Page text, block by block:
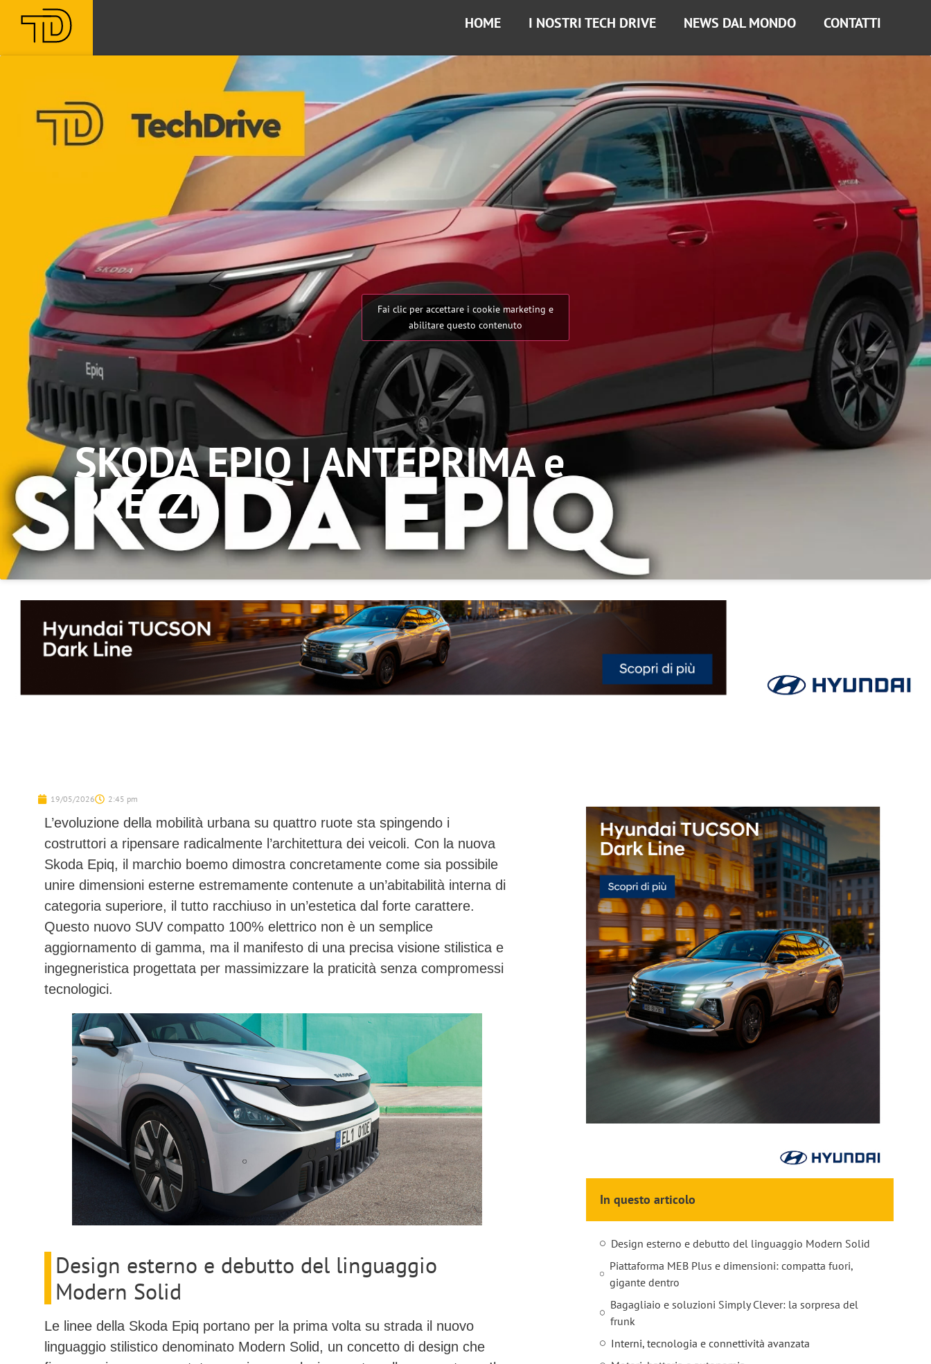
HOME I NOSTRI TECH DRIVE NEWS DAL MONDO CONTATTI
Fai clic per accettare i cookie marketing e
abilitare questo contenuto
SKODA EPIQ | ANTEPRIMA e
PREZZI
19/05/2026 2:45 pm
L’evoluzione della mobilità urbana su quattro ruote sta spingendo i
costruttori a ripensare radicalmente l’architettura dei veicoli. Con la nuova
Skoda Epiq, il marchio boemo dimostra concretamente come sia possibile
unire dimensioni esterne estremamente contenute a un’abitabilità interna di
categoria superiore, il tutto racchiuso in un’estetica dal forte carattere.
Questo nuovo SUV compatto 100% elettrico non è un semplice
aggiornamento di gamma, ma il manifesto di una precisa visione stilistica e
ingegneristica progettata per massimizzare la praticità senza compromessi
tecnologici.
Design esterno e debutto del linguaggio
Modern Solid
Le linee della Skoda Epiq portano per la prima volta su strada il nuovo
linguaggio stilistico denominato Modern Solid, un concetto di design che
In questo articolo
Design esterno e debutto del linguaggio Modern Solid
Piattaforma MEB Plus e dimensioni: compatta fuori,
gigante dentro
Bagagliaio e soluzioni Simply Clever: la sorpresa del
frunk
Interni, tecnologia e connettività avanzata